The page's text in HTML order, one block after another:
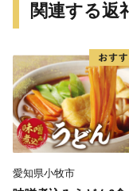
関連する返
愛知県小牧市